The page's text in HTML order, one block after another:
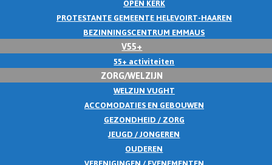
PROTESTANTE GEMEENTE HELEVOIRT-HAAREN
BEZINNINGSCENTRUM EMMAUS
V55+
55+ activiteiten
ZORG/WELZIJN
WELZIJN VUGHT
ACCOMODATIES EN GEBOUWEN
GEZONDHEID / ZORG
JEUGD / JONGEREN
OUDEREN